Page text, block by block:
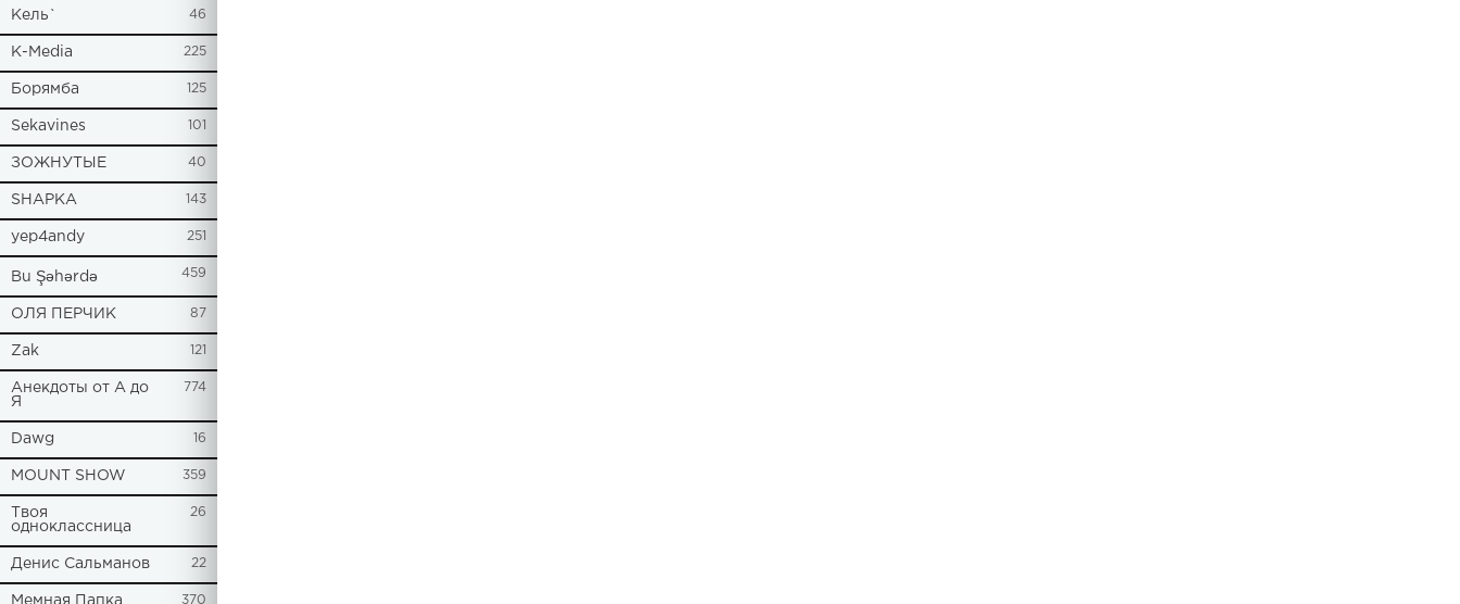
Кель` 46
К-Media 225
Борямба 125
Sekavines 101
ЗОЖНУТЫЕ 40
SHAPKA 143
yep4andy 251
Bu Şəhərdə 459
ОЛЯ ПЕРЧИК 87
Zak 121
Анекдоты от А до
Я
774
Dawg 16
MOUNT SHOW 359
Твоя
одноклассница
26
Денис Сальманов 22
Мемная Папка 370